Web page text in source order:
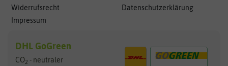
Widerrufsrecht
Impressum
Datenschutzerklärung
DHL GoGreen
CO2 - neutraler